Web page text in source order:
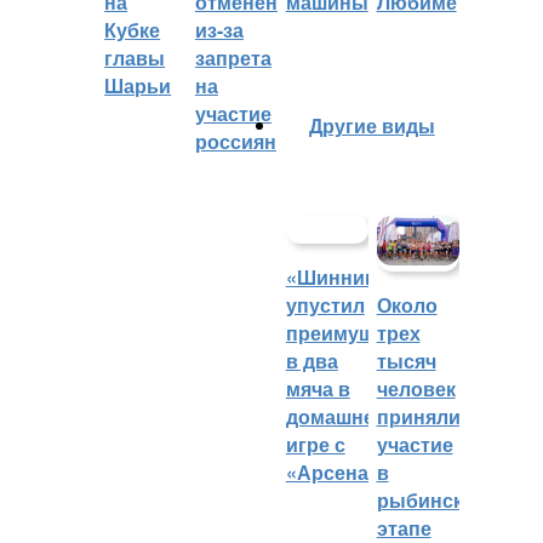
Кубке
главы
Шарьи
из-за
запрета
на
участие
россиян
Другие виды
«Шинник»
упустил
преимущество
в два
мяча в
домашней
игре с
«Арсеналом»
Около
трех
тысяч
человек
приняли
участие
в
рыбинском
этапе